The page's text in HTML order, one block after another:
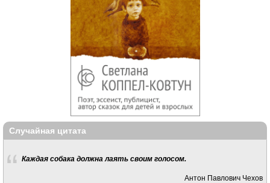
Случайная цитата
Каждая собaка должна лаять своим голосом.
Антон Павлович Чехов